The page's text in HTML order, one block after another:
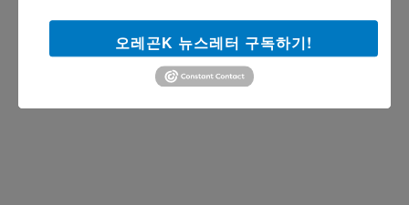
오레곤K 뉴스레터 구독하기!